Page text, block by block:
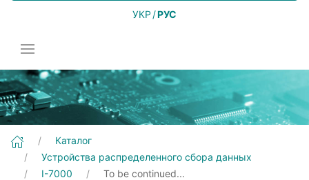
УКР /РУС
Каталог
Устройства распределенного сбора данных
I-7000
To be continued...